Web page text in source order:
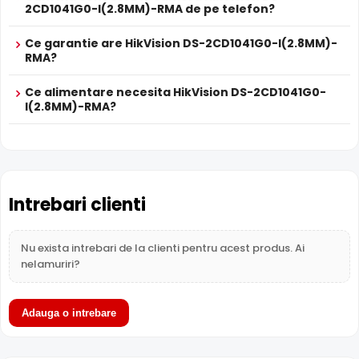
True WDR
FunctiaTRUE WDR
compenseaza atat imaginea din prim plan, cat si
imaginea de fundal, in zone cu contrast puternic de
Prospect
HikVision DS-2CD1041G0-I(2.8MM)-RMA
* Specificatiile tehnice ale produsului HikVision DS-2CD1041G0-I(2.8MM)-
2CD1041G0-I(2.8MM)-RMA de pe telefon?
Ce garantie are HikVision DS-2CD1041G0-I(2.8MM)-
RMA?
Ce alimentare necesita HikVision DS-2CD1041G0-
I(2.8MM)-RMA?
Intrebari clienti
Nu exista intrebari de la clienti pentru acest produs. Ai
nelamuriri?
Adauga o intrebare